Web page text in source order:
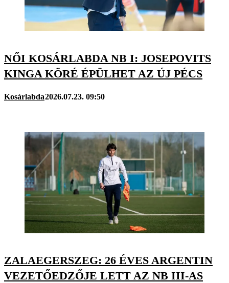
NŐI KOSÁRLABDA NB I: JOSEPOVITS
KINGA KÖRÉ ÉPÜLHET AZ ÚJ PÉCS
Kosárlabda2026.07.23. 09:50
ZALAEGERSZEG: 26 ÉVES ARGENTIN
VEZETŐEDZŐJE LETT AZ NB III-AS